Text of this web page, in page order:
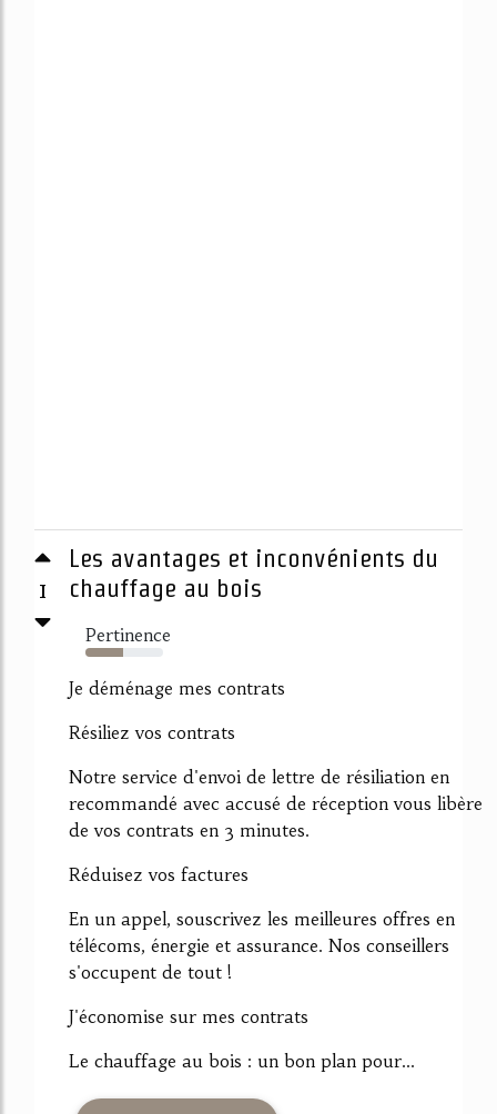
1
Les avantages et inconvénients du
chauffage au bois
Pertinence
48%
Je déménage mes contrats
Résiliez vos contrats
Notre service d'envoi de lettre de résiliation en
recommandé avec accusé de réception vous libère
de vos contrats en 3 minutes.
Réduisez vos factures
En un appel, souscrivez les meilleures offres en
télécoms, énergie et assurance. Nos conseillers
s'occupent de tout !
J'économise sur mes contrats
Le chauffage au bois : un bon plan pour...